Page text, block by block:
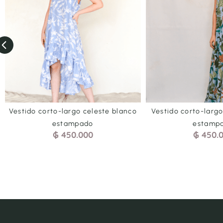
Vestido corto-largo celeste verde
estampado
₲450.000